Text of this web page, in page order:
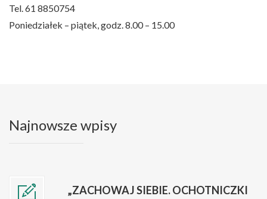
Tel. 61 8850754
Poniedziałek – piątek, godz. 8.00 – 15.00
Najnowsze wpisy
„ZACHOWAJ SIEBIE. OCHOTNICZKI